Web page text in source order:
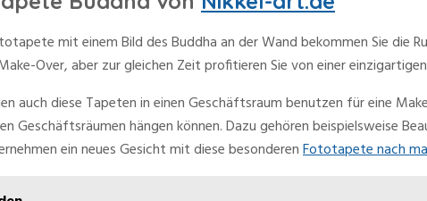
mit einem Bild des Buddha an der Wand bekommen Sie die
Over, aber zur gleichen Zeit profitieren Sie von einer
auch diese Tapeten in einen Geschäftsraum benutzen für eine
Geschäftsräumen hängen können. Dazu gehören beispielsweise
ein neues Gesicht mit diese besonderenFototapete nach